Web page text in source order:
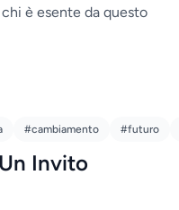
è esente da questo
#cambiamento #futuro
Invito